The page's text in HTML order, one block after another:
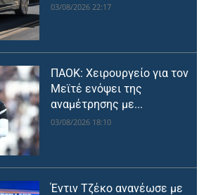
03/08/2026 22:17
ΠΑΟΚ: Χειρουργείο για τον
Μεϊτέ ενόψει της
αναμέτρησης με...
03/08/2026 18:10
Έντιν Τζέκο ανανέωσε με